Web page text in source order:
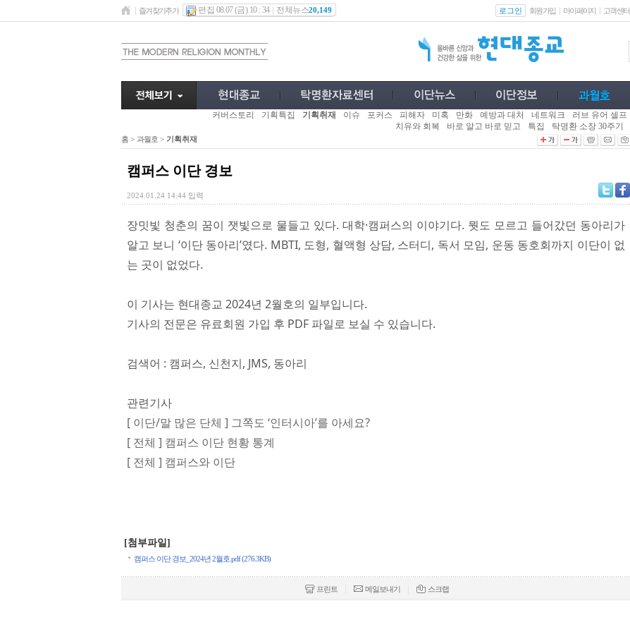
즐겨찾기추가 편집 08.07 (금) 10 : 34 전체뉴스20,149 로그인 회원가입 마이페이지 고객센터
커버스토리 기획특집 기획취재 이슈 포커스 피해자 미혹 만화 예방과 대처 네트워크 러브 유어 셀프
치유와 회복
바로 알고 바로 믿고 특집 탁명환 소장 30주기
홈 > 과월호 > 기획취재
캠퍼스 이단 경보
2024.01.24 14:44 입력
장밋빛 청춘의 꿈이 잿빛으로 물들고 있다. 대학·캠퍼스의 이야기다. 뭣도 모르고 들어갔던 동아리가
알고 보니 ‘이단 동아리’였다. MBTI, 도형, 혈액형 상담, 스터디, 독서 모임, 운동 동호회까지 이단이 없
는 곳이 없었다.
이 기사는 현대종교 2024년 2월호의 일부입니다.
기사의 전문은 유료회원 가입 후 PDF 파일로 보실 수 있습니다.
검색어 : 캠퍼스, 신천지, JMS, 동아리
관련기사
[ 이단/말 많은 단체 ] 그쪽도 ‘인터시아’를 아세요?
[ 전체 ] 캠퍼스 이단 현황 통계
[ 전체 ] 캠퍼스와 이단
[첨부파일]
캠퍼스 이단 경보_2024년 2월호.pdf (276.3KB)
프린트 메일보내기 스크랩